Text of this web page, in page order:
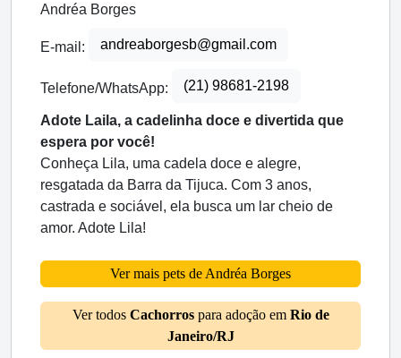
Andréa Borges
E-mail: andreaborgesb@gmail.com
Telefone/WhatsApp: (21) 98681-2198
Adote Laila, a cadelinha doce e divertida que
espera por você!
Conheça Lila, uma cadela doce e alegre,
resgatada da Barra da Tijuca. Com 3 anos,
castrada e sociável, ela busca um lar cheio de
amor. Adote Lila!
Ver mais pets de Andréa Borges
Ver todos Cachorrospara adoção em Rio de
Janeiro/RJ